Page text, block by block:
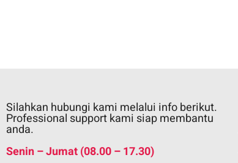
Silahkan hubungi kami melalui info berikut.
Professional support kami siap membantu
anda.
Senin – Jumat (08.00 – 17.30)